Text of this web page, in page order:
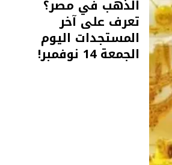
الذهب في مصر؟
تعرف على آخر
المستجدات اليوم
الجمعة 14 نوفمبر!